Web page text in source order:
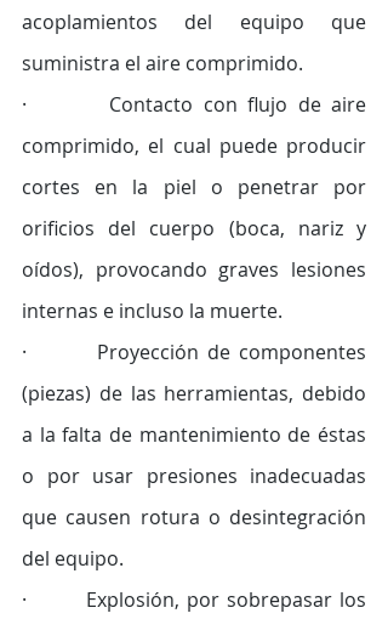
acoplamientos del equipo que
suministra el aire comprimido.
·        Contacto con flujo de aire
comprimido, el cual puede producir
cortes en la piel o penetrar por
orificios del cuerpo (boca, nariz y
oídos), provocando graves lesiones
internas e incluso la muerte.
·        Proyección de componentes
(piezas) de las herramientas, debido
a la falta de mantenimiento de éstas
o por usar presiones inadecuadas
que causen rotura o desintegración
del equipo.
·        Explosión, por sobrepasar los